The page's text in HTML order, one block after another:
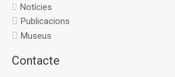
Notícies
Publicacions
Museus
Contacte